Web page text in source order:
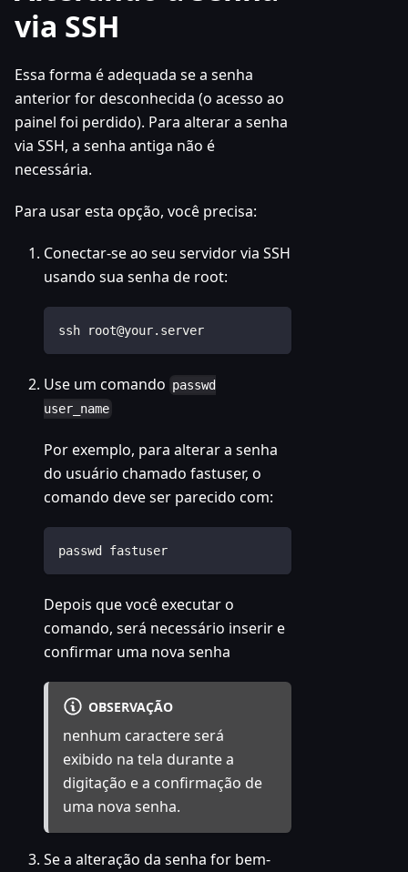
via SSH
Essa forma é adequada se a senha
anterior for desconhecida (o acesso ao
painel foi perdido). Para alterar a senha
via SSH, a senha antiga não é
necessária.
Para usar esta opção, você precisa:
Conectar-se ao seu servidor via SSH
usando sua senha de root:
ssh root@your.server
Use um comando passwd
user_name
Por exemplo, para alterar a senha
do usuário chamado fastuser, o
comando deve ser parecido com:
passwd fastuser
Depois que você executar o
comando, será necessário inserir e
confirmar uma nova senha
OBSERVAÇÃO
nenhum caractere será
exibido na tela durante a
digitação e a confirmação de
uma nova senha.
Se a alteração da senha for bem-